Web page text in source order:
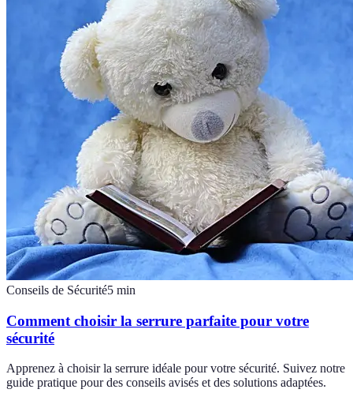
Conseils de Sécurité5 min
Comment choisir la serrure parfaite pour votre
sécurité
Apprenez à choisir la serrure idéale pour votre sécurité. Suivez notre
guide pratique pour des conseils avisés et des solutions adaptées.